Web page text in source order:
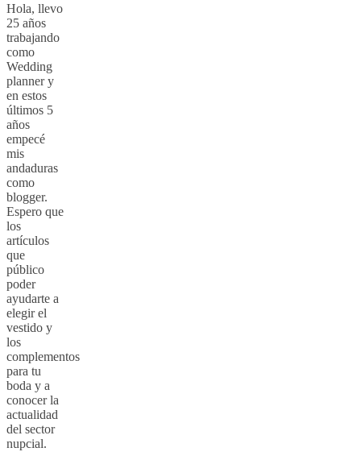
Hola, llevo
25 años
trabajando
como
Wedding
planner y
en estos
últimos 5
años
empecé
mis
andaduras
como
blogger.
Espero que
los
artículos
que
público
poder
ayudarte a
elegir el
vestido y
los
complementos
para tu
boda y a
conocer la
actualidad
del sector
nupcial.